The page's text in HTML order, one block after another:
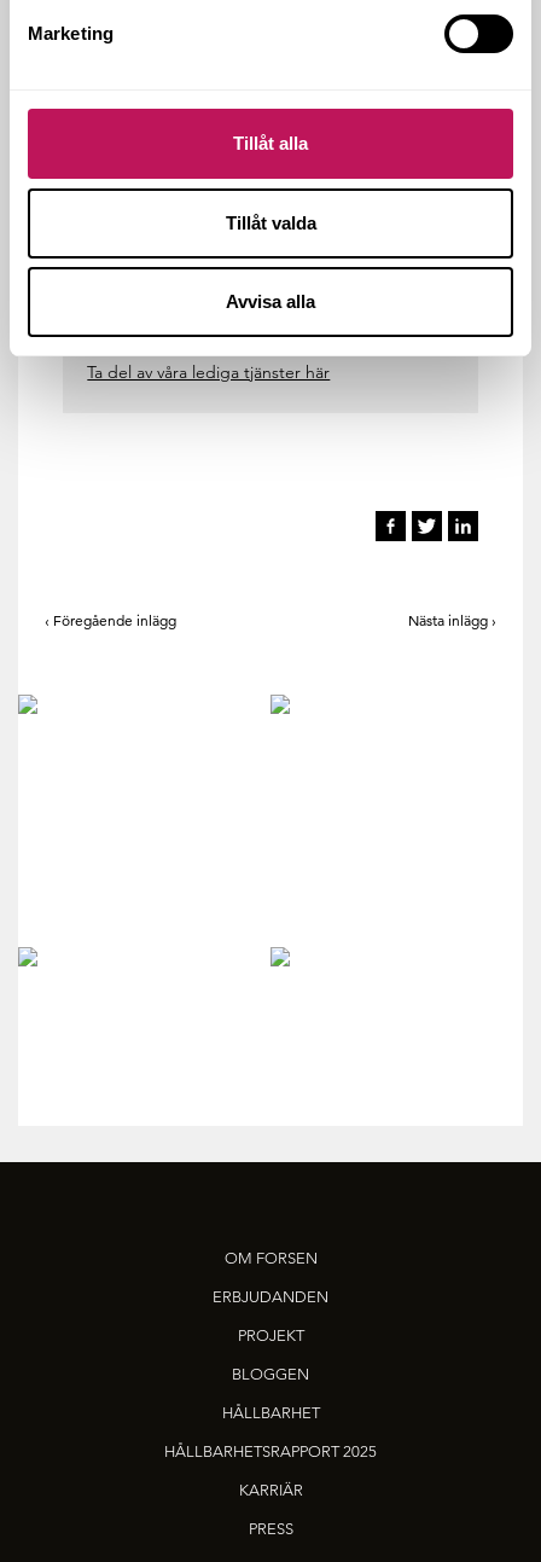
Marketing
Tillåt alla
Tillåt valda
Avvisa alla
VILL DU JOBBA MED MIG PÅ
FORSEN?
Ta del av våra lediga tjänster här
‹ Föregående inlägg Nästa inlägg ›
OM FORSEN
ERBJUDANDEN
PROJEKT
BLOGGEN
HÅLLBARHET
HÅLLBARHETSRAPPORT 2025
KARRIÄR
PRESS